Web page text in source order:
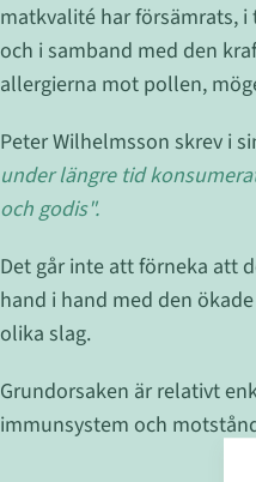
matkvalité har försämrats,
och i samband med den
allergierna mot pollen,
Peter Wilhelmsson skrev i
under längre tid
och godis".
Det går inte att förneka att
hand i hand med den
olika slag.
Grundorsaken är relativt
immunsystem och